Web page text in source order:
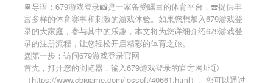
🚆导语： 679游戏登录📸是一家备受瞩目的体育平台，☎️提供丰
富多样的体育赛事和刺激的游戏体验。如果您想加入679游戏登
录的大家庭，参与其中的乐趣，本文将为您详细介绍679游戏登
录的注册流程，让您轻松开启精彩的体育之旅。
🈵第一步：访问679游戏登录官网
首先，打开您的浏览器，输入679游戏登录的官方网址🕧
（https://www.cbigame.com/iossoft/40661.html）。您可以通过